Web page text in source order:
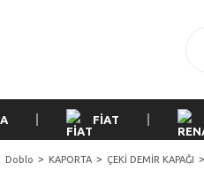
FİAT
Doblo KAPORTA ÇEKİ DEMİR KAPAĞI